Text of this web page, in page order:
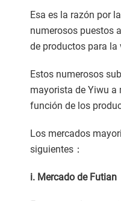
Esa es la razón por
numerosos puestos
de productos para la
Estos numerosos
mayorista de Yiwu a
función de los
Los mercados
siguientes：
i. Mercado de Futian